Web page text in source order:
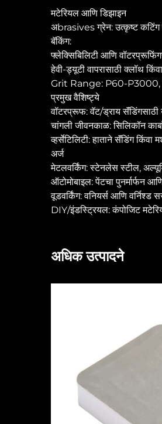
मटेरियल आणि डिझाइन
अbrasives ग्रेन: उत्कृष्ट कटिंग
बॅकिंग:
फ्लेक्सिबिलिटी आणि
हेवी-ड्यूटी वापरासाठी क्लॉथ
Grit Range: P60-P3000,
प्रमुख वैशिष्ट्ये
वॉटरप्रूफ: वॅट/ड्राय सॅंडिंगसाठी
चांगली जीवनकाळ: सिलिकॉन
व्हर्सेटिलिटी: हाताने सॅंडिंग किंवा
अर्ज
मेटलवर्किंग: स्टेनलेस स्टील,
ऑटोमोबाइल: पेंटचा पुनर्मार्फन
वूडवर्किंग: वनियर्स आणि वर्निश्ड
DIY/इंडस्ट्रियल: कंपोजिट
अधिक उत्पादने